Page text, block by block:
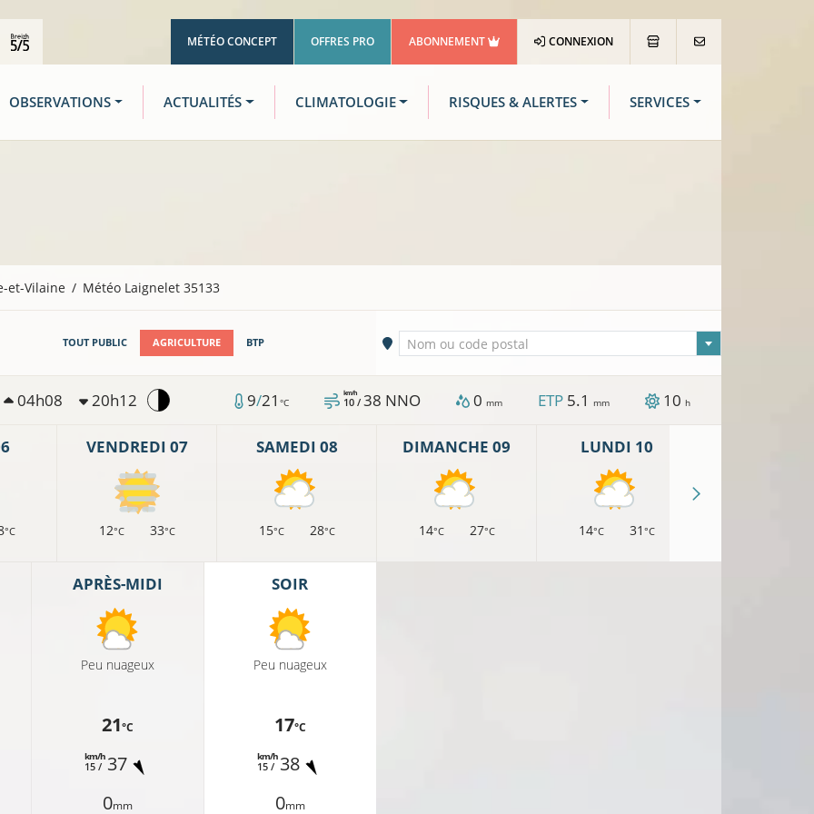
MÉTÉO CONCEPT OFFRES PRO ABONNEMENT CONNEXION
OBSERVATIONS ACTUALITÉS CLIMATOLOGIE RISQUES & ALERTES SERVICES
et-Vilaine Météo Laignelet 35133
TOUT PUBLIC AGRICULTURE BTP Ville sélectionnée
Nom ou code postal
04h08 20h12 9/21 °C 10 /
km/h 38 NNO 0 mm ETP 5.1 mm 10 h
°C
VENDREDI 07
12°C 33°C
SAMEDI 08
15°C 28°C
DIMANCHE 09
14°C 27°C
LUNDI 10
14°C 31 °C
APRÈS-MIDI
Peu nuageux
21°C
15 /
km/h 37
0mm
SOIR
Peu nuageux
17°C
15 /
km/h 38
0mm